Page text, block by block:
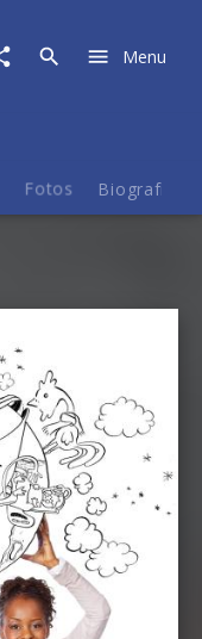
Menu
Fotos Biografie